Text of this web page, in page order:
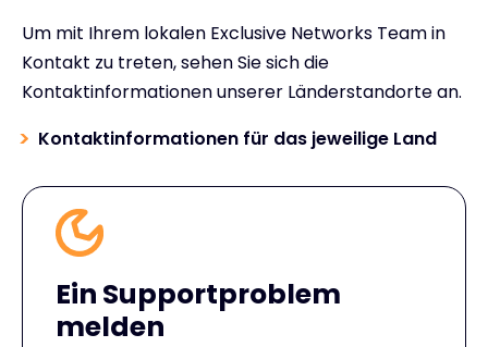
Um mit Ihrem lokalen Exclusive Networks Team in
Kontakt zu treten, sehen Sie sich die
Kontaktinformationen unserer Länderstandorte an.
Kontaktinformationen für das jeweilige Land
Ein Supportproblem
melden